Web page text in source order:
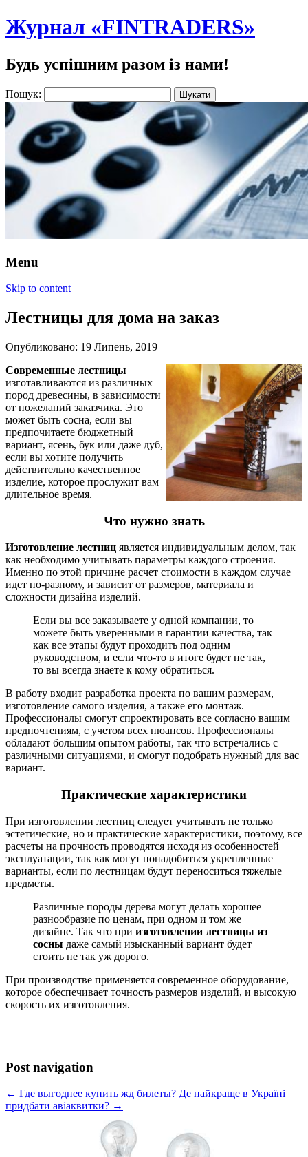
Журнал «FINTRADERS»
Будь успішним разом із нами!
Пошук:
Menu
Skip to content
Лестницы для дома на заказ
Опубликовано: 19 Липень, 2019
Современные лестницы
изготавливаются из различных
пород древесины, в зависимости
от пожеланий заказчика. Это
может быть сосна, если вы
предпочитаете бюджетный
вариант, ясень, бук или даже дуб,
если вы хотите получить
действительно качественное
изделие, которое прослужит вам
длительное время.
Что нужно знать
Изготовление лестниц является индивидуальным делом, так
как необходимо учитывать параметры каждого строения.
Именно по этой причине расчет стоимости в каждом случае
идет по-разному, и зависит от размеров, материала и
сложности дизайна изделий.
Если вы все заказываете у одной компании, то
можете быть уверенными в гарантии качества, так
как все этапы будут проходить под одним
руководством, и если что-то в итоге будет не так,
то вы всегда знаете к кому обратиться.
В работу входит разработка проекта по вашим размерам,
изготовление самого изделия, а также его монтаж.
Профессионалы смогут спроектировать все согласно вашим
предпочтениям, с учетом всех нюансов. Профессионалы
обладают большим опытом работы, так что встречались с
различными ситуациями, и смогут подобрать нужный для вас
вариант.
Практические характеристики
При изготовлении лестниц следует учитывать не только
эстетические, но и практические характеристики, поэтому, все
расчеты на прочность проводятся исходя из особенностей
эксплуатации, так как могут понадобиться укрепленные
варианты, если по лестницам будут переноситься тяжелые
предметы.
Различные породы дерева могут делать хорошее
разнообразие по ценам, при одном и том же
дизайне. Так что при изготовлении лестницы из
сосны даже самый изысканный вариант будет
стоить не так уж дорого.
При производстве применяется современное оборудование,
которое обеспечивает точность размеров изделий, и высокую
скорость их изготовления.
Post navigation
← Где выгоднее купить жд билеты? Де найкраще в Україні
придбати авіаквитки? →